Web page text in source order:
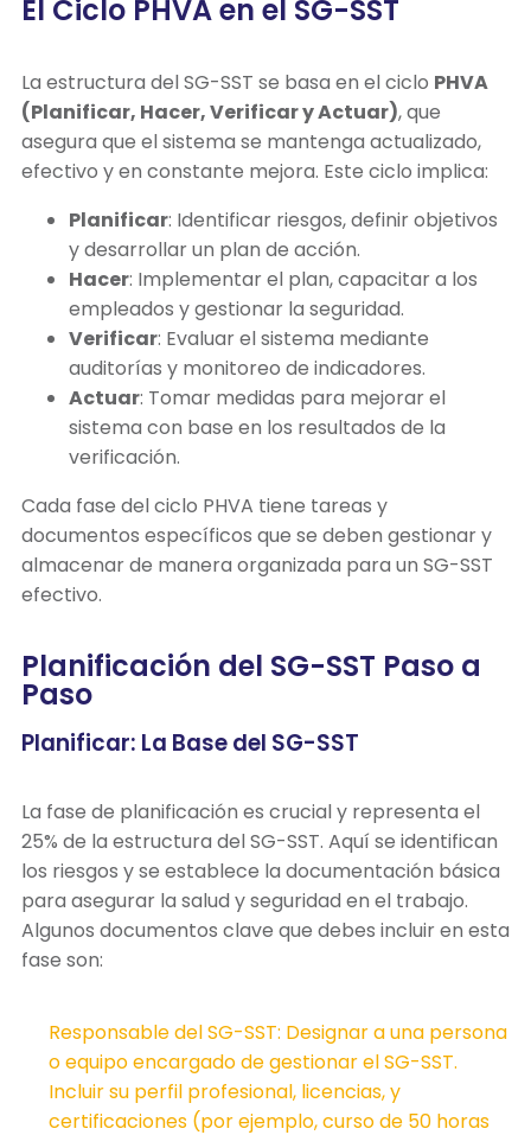
El Ciclo PHVA en el SG-SST
La estructura del SG-SST se basa en el ciclo PHVA
(Planificar, Hacer, Verificar y Actuar), que
asegura que el sistema se mantenga actualizado,
efectivo y en constante mejora. Este ciclo implica:
Planificar: Identificar riesgos, definir objetivos
y desarrollar un plan de acción.
Hacer: Implementar el plan, capacitar a los
empleados y gestionar la seguridad.
Verificar: Evaluar el sistema mediante
auditorías y monitoreo de indicadores.
Actuar: Tomar medidas para mejorar el
sistema con base en los resultados de la
verificación.
Cada fase del ciclo PHVA tiene tareas y
documentos específicos que se deben gestionar y
almacenar de manera organizada para un SG-SST
efectivo.
Planificación del SG-SST Paso a
Paso
Planificar: La Base del SG-SST
La fase de planificación es crucial y representa el
25% de la estructura del SG-SST. Aquí se identifican
los riesgos y se establece la documentación básica
para asegurar la salud y seguridad en el trabajo.
Algunos documentos clave que debes incluir en esta
fase son:
Responsable del SG-SST: Designar a una persona
o equipo encargado de gestionar el SG-SST.
Incluir su perfil profesional, licencias, y
certificaciones (por ejemplo, curso de 50 horas